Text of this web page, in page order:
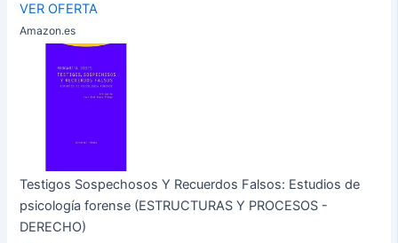
VER OFERTA
Amazon.es
Testigos Sospechosos Y Recuerdos Falsos: Estudios de
psicología forense (ESTRUCTURAS Y PROCESOS -
DERECHO)